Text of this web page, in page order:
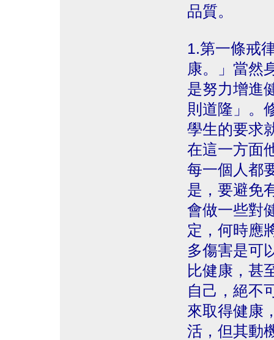
品質。
1.第一條戒
康。」當然
是努力增進
則道隆」。
學生的要求
在這一方面
每一個人都
是，要避免
會做一些對
定，何時應
多傷害是可
比健康，甚
自己，絕不
來取得健康
活，但其動